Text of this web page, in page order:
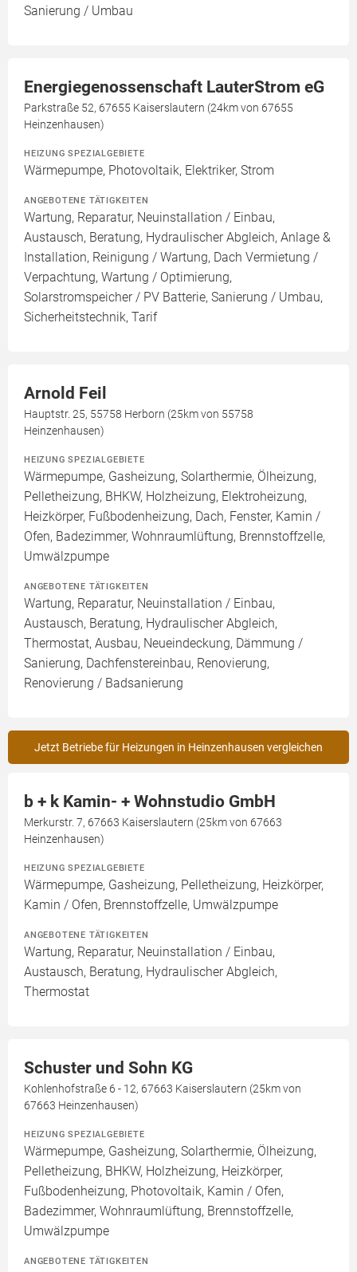
Sanierung / Umbau
Energiegenossenschaft LauterStrom eG
Parkstraße 52, 67655 Kaiserslautern (24km von 67655
Heinzenhausen)
HEIZUNG SPEZIALGEBIETE
Wärmepumpe, Photovoltaik, Elektriker, Strom
ANGEBOTENE TÄTIGKEITEN
Wartung, Reparatur, Neuinstallation / Einbau,
Austausch, Beratung, Hydraulischer Abgleich, Anlage &
Installation, Reinigung / Wartung, Dach Vermietung /
Verpachtung, Wartung / Optimierung,
Solarstromspeicher / PV Batterie, Sanierung / Umbau,
Sicherheitstechnik, Tarif
Arnold Feil
Hauptstr. 25, 55758 Herborn (25km von 55758
Heinzenhausen)
HEIZUNG SPEZIALGEBIETE
Wärmepumpe, Gasheizung, Solarthermie, Ölheizung,
Pelletheizung, BHKW, Holzheizung, Elektroheizung,
Heizkörper, Fußbodenheizung, Dach, Fenster, Kamin /
Ofen, Badezimmer, Wohnraumlüftung, Brennstoffzelle,
Umwälzpumpe
ANGEBOTENE TÄTIGKEITEN
Wartung, Reparatur, Neuinstallation / Einbau,
Austausch, Beratung, Hydraulischer Abgleich,
Thermostat, Ausbau, Neueindeckung, Dämmung /
Sanierung, Dachfenstereinbau, Renovierung,
Renovierung / Badsanierung
Jetzt Betriebe für Heizungen in Heinzenhausen vergleichen
b + k Kamin- + Wohnstudio GmbH
Merkurstr. 7, 67663 Kaiserslautern (25km von 67663
Heinzenhausen)
HEIZUNG SPEZIALGEBIETE
Wärmepumpe, Gasheizung, Pelletheizung, Heizkörper,
Kamin / Ofen, Brennstoffzelle, Umwälzpumpe
ANGEBOTENE TÄTIGKEITEN
Wartung, Reparatur, Neuinstallation / Einbau,
Austausch, Beratung, Hydraulischer Abgleich,
Thermostat
Schuster und Sohn KG
Kohlenhofstraße 6 - 12, 67663 Kaiserslautern (25km von
67663 Heinzenhausen)
HEIZUNG SPEZIALGEBIETE
Wärmepumpe, Gasheizung, Solarthermie, Ölheizung,
Pelletheizung, BHKW, Holzheizung, Heizkörper,
Fußbodenheizung, Photovoltaik, Kamin / Ofen,
Badezimmer, Wohnraumlüftung, Brennstoffzelle,
Umwälzpumpe
ANGEBOTENE TÄTIGKEITEN